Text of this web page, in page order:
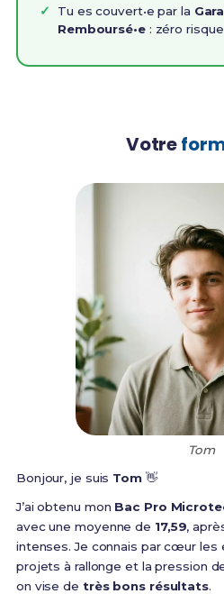
Tu es couvert•e par la
Remboursé•e: zéro risque
Votre
Tom
Bonjour, je suis Tom👋
J’ai obtenu mon Bac Pro
avec une moyenne de 17,59,
intenses. Je connais par cœur les
projets à rallonge et la pression
on vise de très bons résultats.